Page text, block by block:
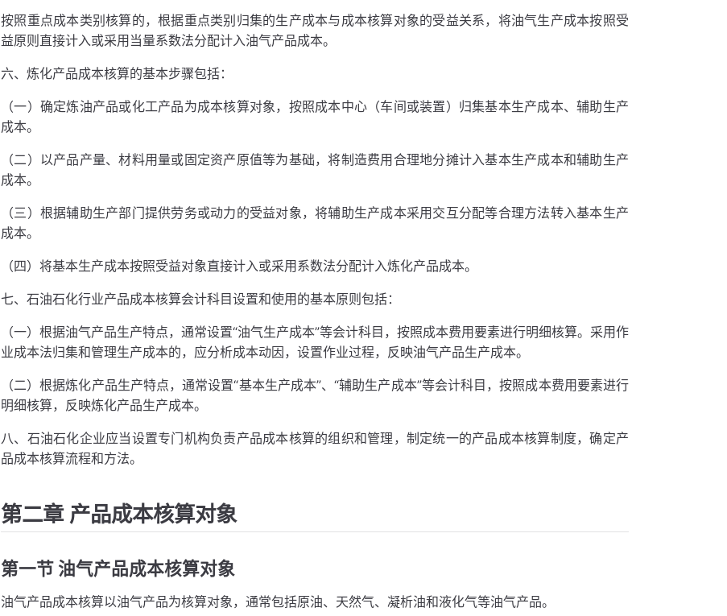
按照重点成本类别核算的，根据重点类别归集的生产成本与成本核算对象的受益关系，将油气生产成本按照受
益原则直接计入或采用当量系数法分配计入油气产品成本。
六、炼化产品成本核算的基本步骤包括：
（一）确定炼油产品或化工产品为成本核算对象，按照成本中心（车间或装置）归集基本生产成本、辅助生产
成本。
（二）以产品产量、材料用量或固定资产原值等为基础，将制造费用合理地分摊计入基本生产成本和辅助生产
成本。
（三）根据辅助生产部门提供劳务或动力的受益对象，将辅助生产成本采用交互分配等合理方法转入基本生产
成本。
（四）将基本生产成本按照受益对象直接计入或采用系数法分配计入炼化产品成本。
七、石油石化行业产品成本核算会计科目设置和使用的基本原则包括：
（一）根据油气产品生产特点，通常设置“油气生产成本”等会计科目，按照成本费用要素进行明细核算。采用作
业成本法归集和管理生产成本的，应分析成本动因，设置作业过程，反映油气产品生产成本。
（二）根据炼化产品生产特点，通常设置“基本生产成本”、“辅助生产成本”等会计科目，按照成本费用要素进行
明细核算，反映炼化产品生产成本。
八、石油石化企业应当设置专门机构负责产品成本核算的组织和管理，制定统一的产品成本核算制度，确定产
品成本核算流程和方法。
第二章 产品成本核算对象
第一节 油气产品成本核算对象
油气产品成本核算以油气产品为核算对象，通常包括原油、天然气、凝析油和液化气等油气产品。